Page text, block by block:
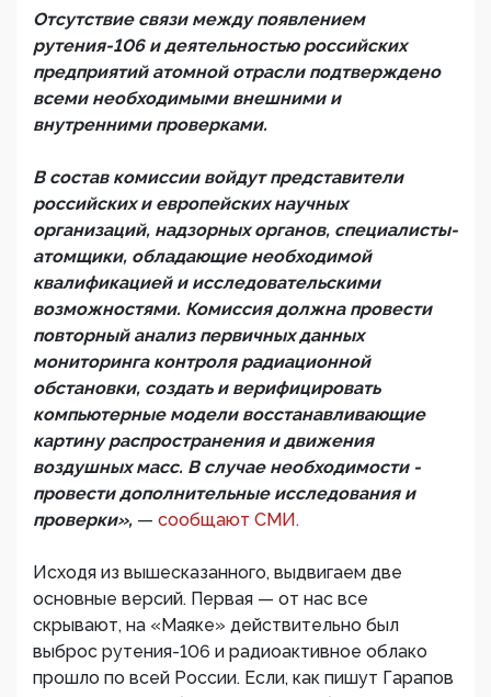
Отсутствие связи между появлением
рутения-106 и деятельностью российских
предприятий атомной отрасли подтверждено
всеми необходимыми внешними и
внутренними проверками.
В состав комиссии войдут представители
российских и европейских научных
организаций, надзорных органов, специалисты-
атомщики, обладающие необходимой
квалификацией и исследовательскими
возможностями. Комиссия должна провести
повторный анализ первичных данных
мониторинга контроля радиационной
обстановки, создать и верифицировать
компьютерные модели восстанавливающие
картину распространения и движения
воздушных масс. В случае необходимости -
провести дополнительные исследования и
проверки», — сообщают СМИ.
Исходя из вышесказанного, выдвигаем две
основные версий. Первая — от нас все
скрывают, на «Маяке» действительно был
выброс рутения-106 и радиоактивное облако
прошло по всей России. Если, как пишут Гарапов